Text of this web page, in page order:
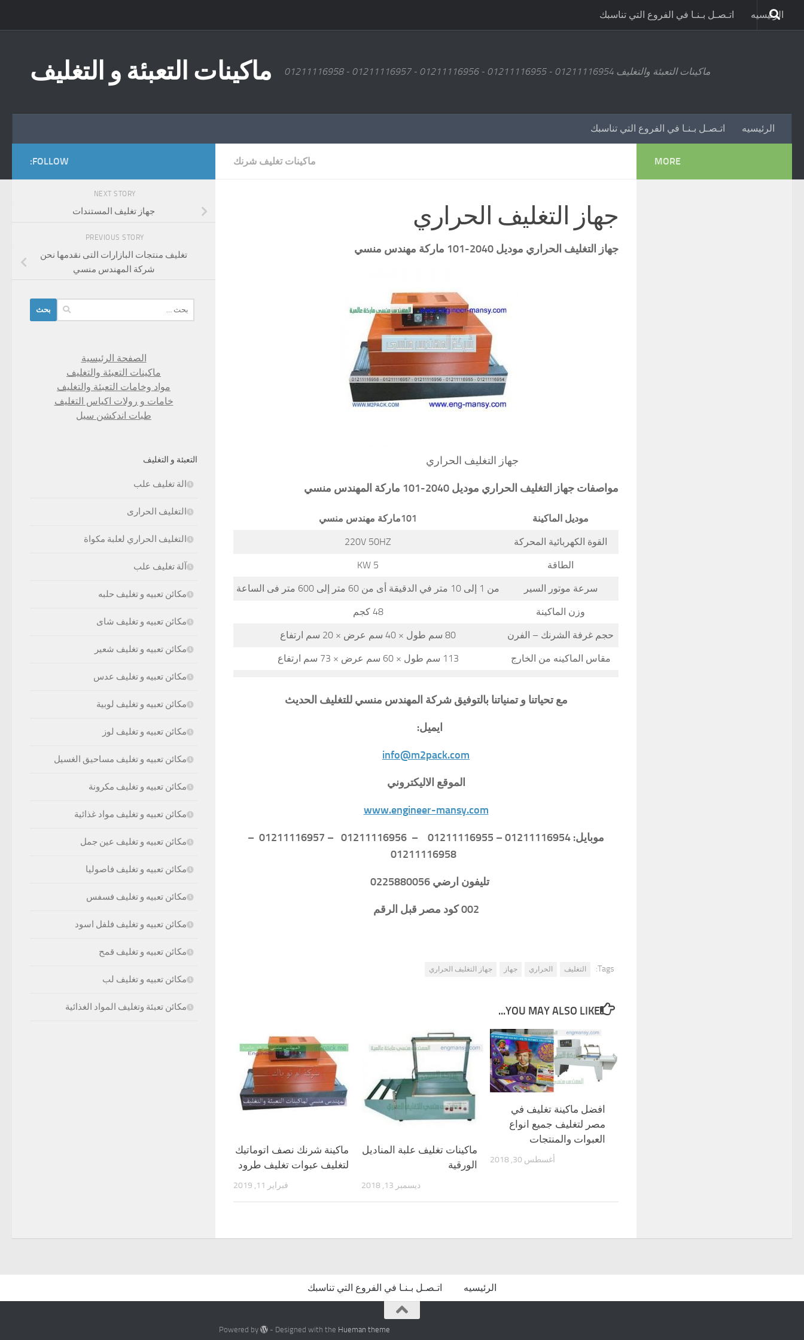
الرئيسيه اتـصـل بـنـا في الفروع التي تناسبك
ماكينات التعبئة و التغليف ماكينات التعبئة والتغليف 01211116954 - 01211116955 - 01211116956 - 01211116957 - 01211116958
الرئيسيه اتـصـل بـنـا في الفروع التي تناسبك
ماكينات تغليف شرنك
جهاز التغليف الحراري
جهاز التغليف الحراري موديل 2040-101 ماركة مهندس منسي
جهاز التغليف الحراري
مواصفات جهاز التغليف الحراري موديل 2040-101 ماركة المهندس منسي
موديل الماكينة 101ماركة مهندس منسي
القوة الكهربائية المحركة 220V 50HZ
الطاقة 5 KW
سرعة موتور السير من 1 إلى 10 متر في الدقيقة أى من 60 متر إلى 600 متر فى الساعة
وزن الماكينة 48 كجم
حجم غرفة الشرنك – الفرن 80 سم طول × 40 سم عرض × 20 سم ارتفاع
مقاس الماكينه من الخارج 113 سم طول × 60 سم عرض × 73 سم ارتفاع
مع تحياتنا و تمنياتنا بالتوفيق شركة المهندس منسي للتغليف الحديث
ايميل:
info@m2pack.com
الموقع الاليكتروني
www.engineer-mansy.com
موبايل: 01211116954 – 01211116955 – 01211116956 – 01211116957 –
تليفون ارضي 0225880056
002 كود مصر قبل الرقم
Tags: التغليف الحراري جهاز جهاز التغليف الحراري
YOU MAY ALSO LIKE...
ماكينة شرنك نصف اتوماتيك
لتغليف عبوات تغليف طرود
فبراير 11, 2019
ماكينات تغليف علبة المناديل
الورقية
ديسمبر 13, 2018
افضل ماكينة تغليف في
مصر لتغليف جميع انواع
العبوات والمنتجات
أغسطس 30, 2018
FOLLOW:
NEXT STORY
جهاز تغليف المستندات
PREVIOUS STORY
تغليف منتجات البازارات التى نقدمها نحن
شركة المهندس منسي
عن:
الصفحة الرئيسية
ماكينات التعبئة والتغليف
مواد وخامات التعبئة والتغليف
خامات و رولات اكياس التغليف
طبات اندكشن سيل
التعبئة و التغليف
الة تغليف علب
التغليف الحرارى
التغليف الحراري لعلبة مكواة
آلة تغليف علب
مكائن تعبيه و تغليف حلبه
مكائن تعبيه و تغليف شاى
مكائن تعبيه و تغليف شعير
مكائن تعبيه و تغليف عدس
مكائن تعبيه و تغليف لوبية
مكائن تعبيه و تغليف لوز
مكائن تعبيه و تغليف مساحيق الغسيل
مكائن تعبيه و تغليف مكرونة
مكائن تعبيه و تغليف مواد غذائية
مكائن تعبيه و تغليف عين جمل
مكائن تعبيه و تغليف فاصوليا
مكائن تعبيه و تغليف فسفس
مكائن تعبيه و تغليف فلفل اسود
مكائن تعبيه و تغليف قمح
مكائن تعبيه و تغليف لب
مكائن تعبئة وتغليف المواد الغذائية
MORE
الرئيسيه اتـصـل بـنـا في الفروع التي تناسبك
Powered by - Designed with the Hueman theme